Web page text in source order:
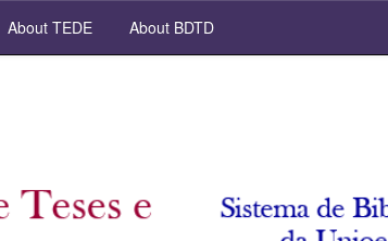
About TEDE About BDTD